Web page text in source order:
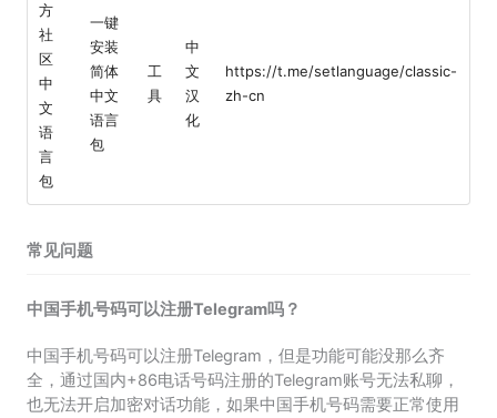
方
社
区
中
文
语
言
包
一键
安装
简体
中文
语言
包
工
具
中
文
汉
化
https://t.me/setlanguage/classic-
zh-cn
常见问题
中国手机号码可以注册Telegram吗？
中国手机号码可以注册Telegram，但是功能可能没那么齐
全，通过国内+86电话号码注册的Telegram账号无法私聊，
也无法开启加密对话功能，如果中国手机号码需要正常使用